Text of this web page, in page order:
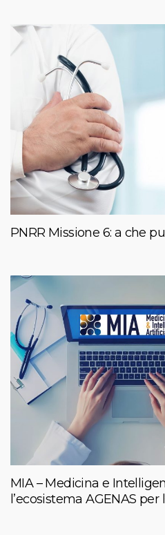
PNRR Missione 6: a che
MIA – Medicina e
l’ecosistema AGENAS